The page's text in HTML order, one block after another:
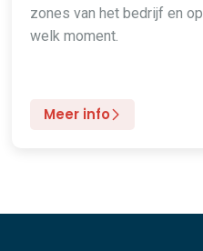
zones van het bedrijf en op
welk moment.
Meer info